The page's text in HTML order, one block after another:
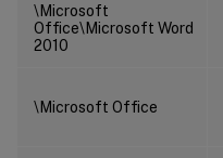
\Microsoft
Office\Microsoft Word
2010
\Microsoft Office